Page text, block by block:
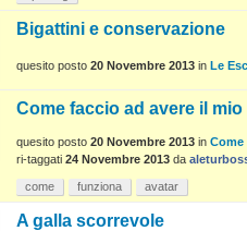
Bigattini e conservazione
quesito posto 20 Novembre 2013 in Le
Come faccio ad avere il
quesito posto 20 Novembre 2013 in
ri-taggati 24 Novembre 2013 da
come funziona avatar
A galla scorrevole